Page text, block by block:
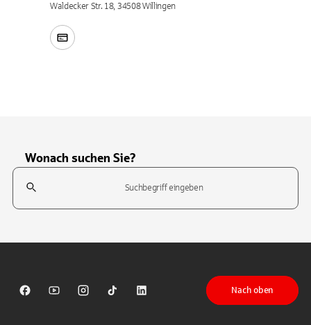
Waldecker Str. 18, 34508 Willingen
Wonach suchen Sie?
Suchfeld
Sparkasse auf Facebook
Sparkasse auf Youtube
Sparkasse auf Instagram
Sparkasse auf TikTok
Sparkasse auf LinkedIn
Nach oben